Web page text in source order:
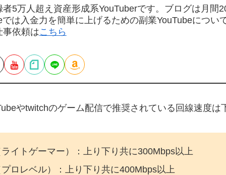
者5万人超え資産形成系YouTuberです。ブログは月間
では入金力を簡単に上げるための副業YouTubeについ
事依頼はこちら
やtwitchのゲーム配信で推奨されている回線速度は
イトゲーマー）：上り下り共に300Mbps以上
ロレベル）：上り下り共に400Mbps以上